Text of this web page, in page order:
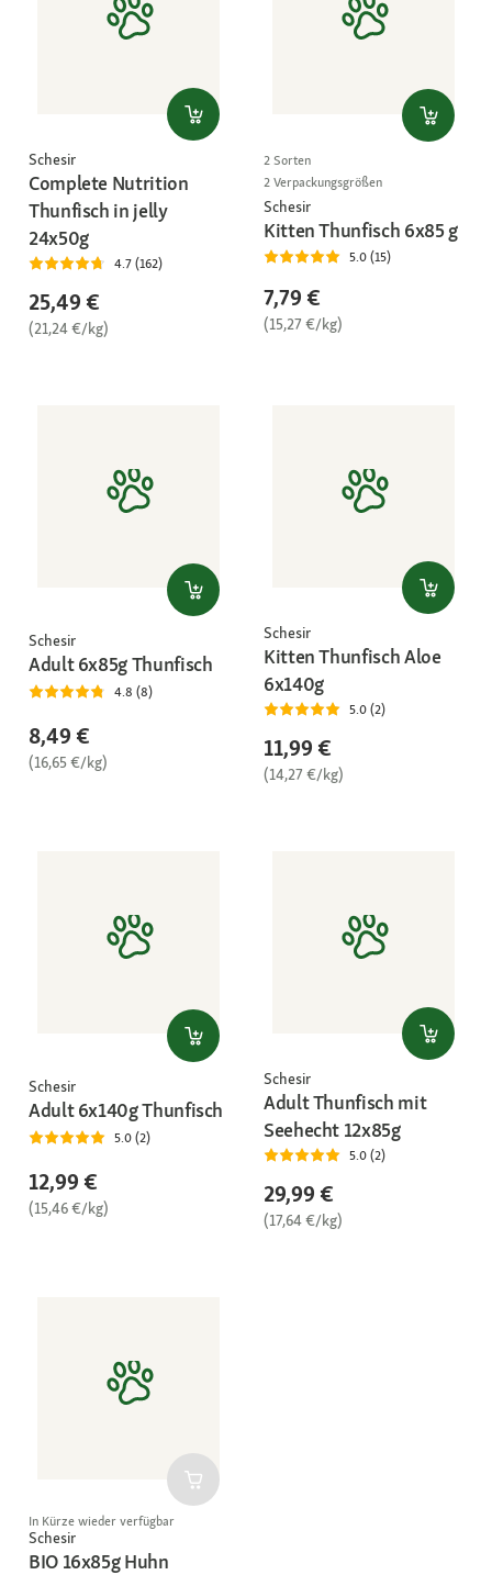
Schesir
Complete Nutrition
Thunfisch in jelly
24x50g
4.7 (162)
25,49 €
(21,24 €/kg)
2 Sorten
2 Verpackungsgrößen
Schesir
Kitten Thunfisch 6x85 g
5.0 (15)
7,79 €
(15,27 €/kg)
Schesir
Adult 6x85g Thunfisch
4.8 (8)
8,49 €
(16,65 €/kg)
Schesir
Kitten Thunfisch Aloe
6x140g
5.0 (2)
11,99 €
(14,27 €/kg)
Schesir
Adult 6x140g Thunfisch
5.0 (2)
12,99 €
(15,46 €/kg)
Schesir
Adult Thunfisch mit
Seehecht 12x85g
5.0 (2)
29,99 €
(17,64 €/kg)
In Kürze wieder verfügbar
Schesir
BIO 16x85g Huhn